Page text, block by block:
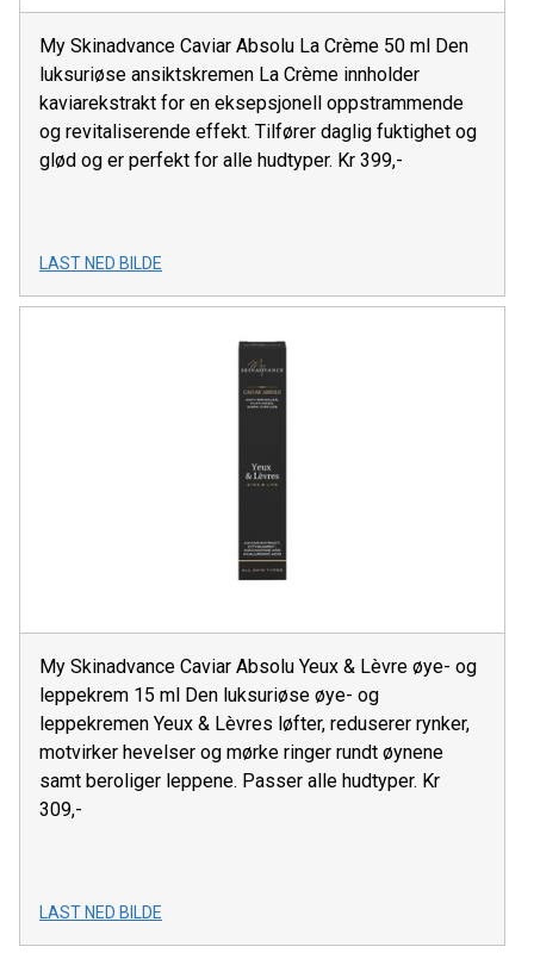
My Skinadvance Caviar Absolu La Crème 50 ml Den
luksuriøse ansiktskremen La Crème innholder
kaviarekstrakt for en eksepsjonell oppstrammende
og revitaliserende effekt. Tilfører daglig fuktighet og
glød og er perfekt for alle hudtyper. Kr 399,-
LAST NED BILDE
My Skinadvance Caviar Absolu Yeux & Lèvre øye- og
leppekrem 15 ml Den luksuriøse øye- og
leppekremen Yeux & Lèvres løfter, reduserer rynker,
motvirker hevelser og mørke ringer rundt øynene
samt beroliger leppene. Passer alle hudtyper. Kr
309,-
LAST NED BILDE